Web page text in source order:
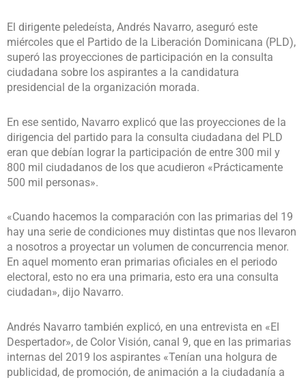
El dirigente peledeísta, Andrés Navarro, aseguró este
miércoles que el Partido de la Liberación Dominicana (PLD),
superó las proyecciones de participación en la consulta
ciudadana sobre los aspirantes a la candidatura
presidencial de la organización morada.
En ese sentido, Navarro explicó que las proyecciones de la
dirigencia del partido para la consulta ciudadana del PLD
eran que debían lograr la participación de entre 300 mil y
800 mil ciudadanos de los que acudieron «Prácticamente
500 mil personas».
«Cuando hacemos la comparación con las primarias del 19
hay una serie de condiciones muy distintas que nos llevaron
a nosotros a proyectar un volumen de concurrencia menor.
En aquel momento eran primarias oficiales en el periodo
electoral, esto no era una primaria, esto era una consulta
ciudadan», dijo Navarro.
Andrés Navarro también explicó, en una entrevista en «El
Despertador», de Color Visión, canal 9, que en las primarias
internas del 2019 los aspirantes «Tenían una holgura de
publicidad, de promoción, de animación a la ciudadanía a